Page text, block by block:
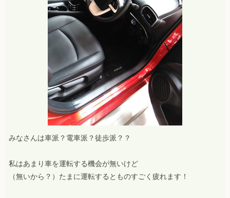
みなさんは車派？電車派？徒歩派？？
私はあまり車を運転する機会が無いけど
（無いから？）たまに運転するとものすごく疲れます！